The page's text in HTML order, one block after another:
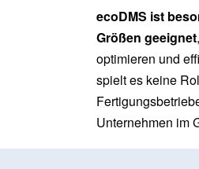
ecoDMS ist
Größen geeignet
optimieren und
spielt es keine
Unternehmen im